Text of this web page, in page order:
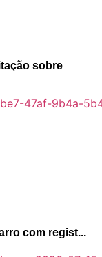
sobre
com regist...